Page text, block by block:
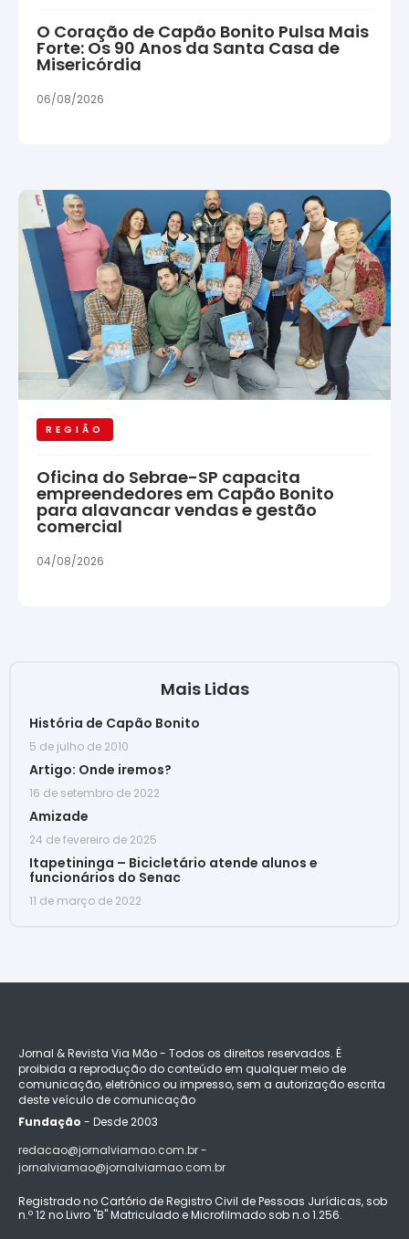
O Coração de Capão Bonito Pulsa Mais
Forte: Os 90 Anos da Santa Casa de
Misericórdia
06/08/2026
REGIÃO
Oficina do Sebrae-SP capacita
empreendedores em Capão Bonito
para alavancar vendas e gestão
comercial
04/08/2026
Mais Lidas
História de Capão Bonito
5 de julho de 2010
Artigo: Onde iremos?
16 de setembro de 2022
Amizade
24 de fevereiro de 2025
Itapetininga – Bicicletário atende alunos e
funcionários do Senac
11 de março de 2022
Jornal & Revista Via Mão - Todos os direitos reservados. É
proibida a reprodução do conteúdo em qualquer meio de
comunicação, eletrônico ou impresso, sem a autorização escrita
deste veículo de comunicação
Fundação - Desde 2003
redacao@jornalviamao.com.br -
jornalviamao@jornalviamao.com.br
Registrado no Cartório de Registro Civil de Pessoas Jurídicas, sob
n.º 12 no Livro "B" Matriculado e Microfilmado sob n.o 1.256.